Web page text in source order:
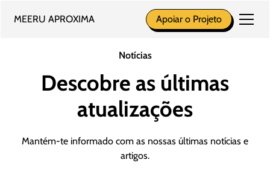
MEERU APROXIMA Apoiar o Projeto
Notícias
Descobre as últimas
atualizações
Mantém-te informado com as nossas últimas notícias e
artigos.